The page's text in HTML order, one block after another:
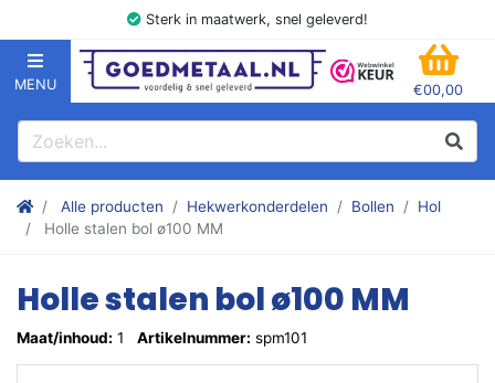
Sterk in maatwerk, snel geleverd!
MENU
GOEDMETAAL.NL
€00,00
Zoeken
Zoek
Stalen kokers, hoekstaal, Balk, Buizen Plat, Strippen, Plaat en
Alle producten Hekwerkonderdelen Bollen
Hol
Holle stalen bol ø100 MM
Holle stalen bol ø100 MM
Maat/inhoud: 1 Artikelnummer: spm101